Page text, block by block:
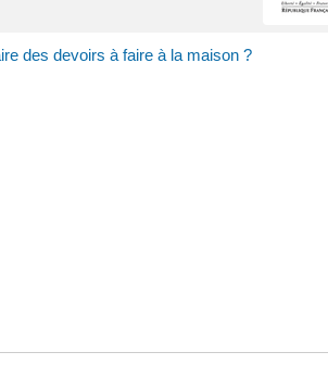
des devoirs à faire à la maison ?